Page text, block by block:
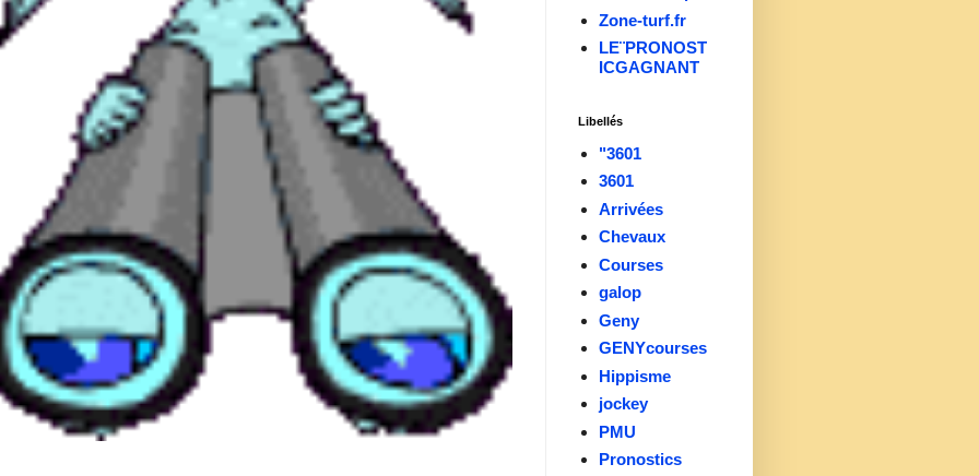
Zone-turf.fr
LE¨PRONOST
ICGAGNANT
Libellés
"3601
3601
Arrivées
Chevaux
Courses
galop
Geny
GENYcourses
Hippisme
jockey
PMU
Pronostics